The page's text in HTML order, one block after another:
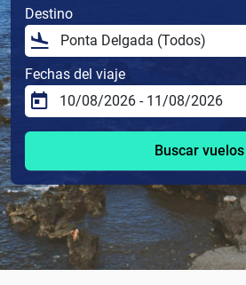
Destino
Fechas del viaje
Buscar vuelos